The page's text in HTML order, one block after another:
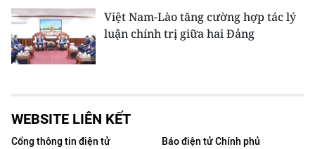
Việt Nam-Lào tăng cường hợp tác lý
luận chính trị giữa hai Đảng
WEBSITE LIÊN KẾT
Cổng thông tin điện tử
Báo điện tử Chính phủ